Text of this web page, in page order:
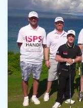
メディア・ネット
深見東州 (半田晴
ワールドメイト
神道・宗教